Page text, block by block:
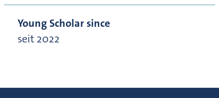
Young Scholar since
seit 2022